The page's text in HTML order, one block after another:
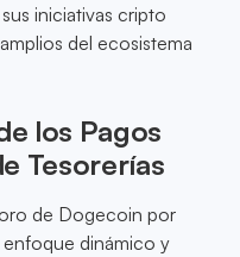
iniciativas cripto
del ecosistema
los Pagos
Tesorerías
de Dogecoin por
dinámico y